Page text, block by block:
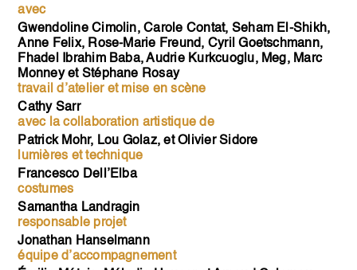
avec
Gwendoline Cimolin, Carole Contat, Seham El-Shikh,
Anne Felix, Rose-Marie Freund, Cyril Goetschmann,
Fhadel Ibrahim Baba, Audrie Kurkcuoglu, Meg, Marc
Monney et Stéphane Rosay
travail d’atelier et mise en scène
Cathy Sarr
avec la collaboration artistique de
Patrick Mohr, Lou Golaz, et Olivier Sidore
lumières et technique
Francesco Dell’Elba
costumes
Samantha Landragin
responsable projet
Jonathan Hanselmann
équipe d’accompagnement